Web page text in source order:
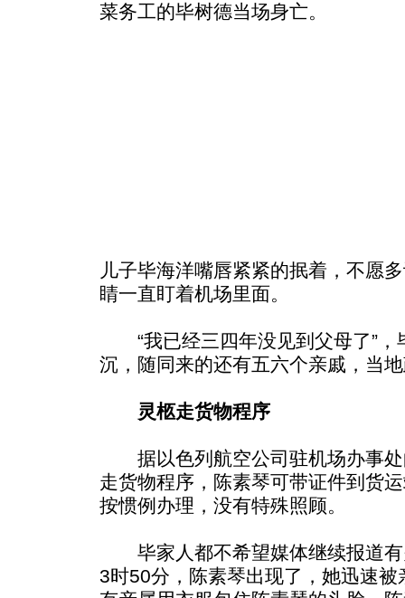
菜务工的毕树德当场身亡。
儿子毕海洋嘴唇紧紧的抿着，不愿
睛一直盯着机场里面。
“我已经三四年没见到父母了”，
沉，随同来的还有五六个亲戚，当
灵柩走货物程序
据以色列航空公司驻机场办事处
走货物程序，陈素琴可带证件到货
按惯例办理，没有特殊照顾。
毕家人都不希望媒体继续报道有
3时50分，陈素琴出现了，她迅速